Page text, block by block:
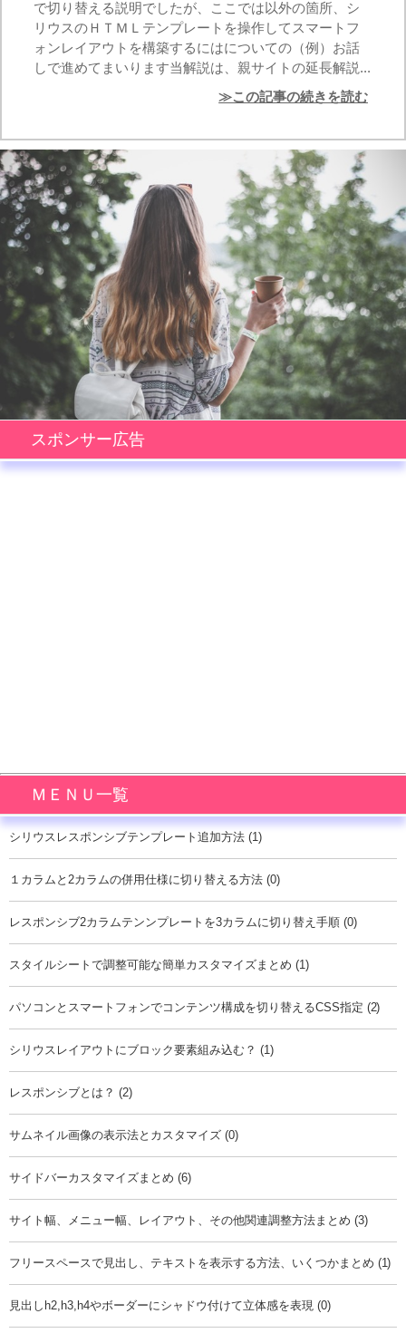
で切り替える説明でしたが、ここでは以外の箇所、シ
リウスのＨＴＭＬテンプレートを操作してスマートフ
ォンレイアウトを構築するにはについての（例）お話
しで進めてまいります当解説は、親サイトの延長解説...
≫この記事の続きを読む
スポンサー広告
ＭＥＮＵ一覧
シリウスレスポンシブテンプレート追加方法 (1)
１カラムと2カラムの併用仕様に切り替える方法 (0)
レスポンシブ2カラムテンンプレートを3カラムに切り替え手順 (0)
スタイルシートで調整可能な簡単カスタマイズまとめ (1)
パソコンとスマートフォンでコンテンツ構成を切り替えるCSS指定 (2)
シリウスレイアウトにブロック要素組み込む？ (1)
レスポンシブとは？ (2)
サムネイル画像の表示法とカスタマイズ (0)
サイドバーカスタマイズまとめ (6)
サイト幅、メニュー幅、レイアウト、その他関連調整方法まとめ (3)
フリースペースで見出し、テキストを表示する方法、いくつかまとめ (1)
見出しh2,h3,h4やボーダーにシャドウ付けて立体感を表現 (0)